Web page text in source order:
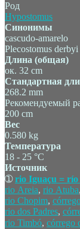
Род
Hypostomus
Синонимы
cascudo-amarelo
Plecostomus derbyi
Длина (общая)
ок. 32 cm
Стандартная
268.2 mm
Рекомендуемый
200 cm
Вес
0.580 kg
Температура
18 - 25 °C
Источник
➀rio Iguaçu = río
rio Areia, rio Atuba,
rio Chopim,
rio dos Padres,
rio Timbó, córrego